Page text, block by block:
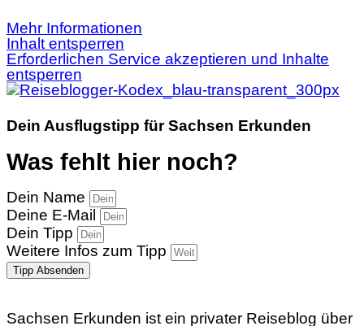
Mehr Informationen
Inhalt entsperren
Erforderlichen Service akzeptieren und Inhalte
entsperren
Dein Ausflugstipp für Sachsen Erkunden
Was fehlt hier noch?
Dein Name
Deine E-Mail
Dein Tipp
Weitere Infos zum Tipp
Tipp Absenden
Sachsen Erkunden ist ein privater Reiseblog über